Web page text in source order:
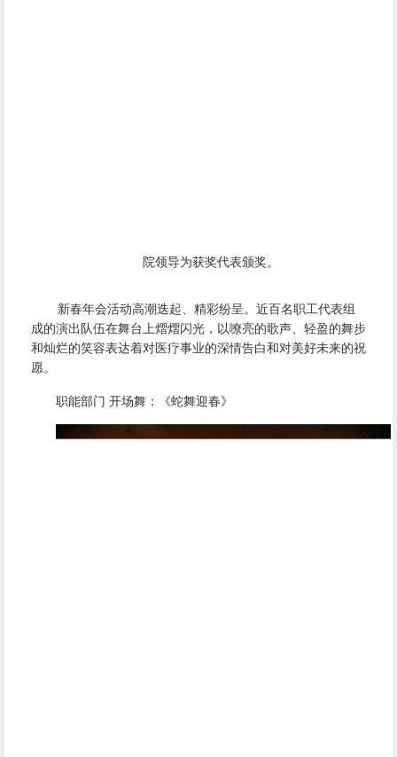
院领导为获奖代表颁奖。
新春年会活动高潮迭起、精彩纷呈。近百名职工代表组
成的演出队伍在舞台上熠熠闪光，以嘹亮的歌声、轻盈的舞步
和灿烂的笑容表达着对医疗事业的深情告白和对美好未来的祝
愿。
职能部门 开场舞：《蛇舞迎春》